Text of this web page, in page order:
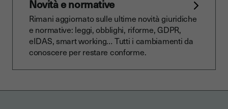
Novità e normative
Rimani aggiornato sulle ultime novità giuridiche
e normative: leggi, obblighi, riforme, GDPR,
eIDAS, smart working… Tutti i cambiamenti da
conoscere per restare conforme.